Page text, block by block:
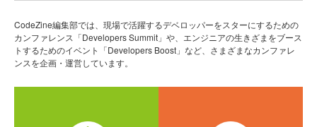
CodeZine編集部では、現場で活躍するデベロッパーをスターにするための
カンファレンス「Developers Summit」や、エンジニアの生きざまをブース
トするためのイベント「Developers Boost」など、さまざまなカンファレ
ンスを企画・運営しています。